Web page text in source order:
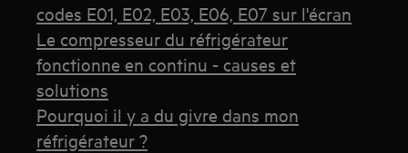
codes E01, E02, E03, E06, E07 sur l'écran
Le compresseur du réfrigérateur
fonctionne en continu - causes et
solutions
Pourquoi il y a du givre dans mon
réfrigérateur ?